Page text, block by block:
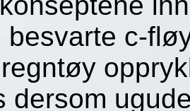
besvarte c-
dersom